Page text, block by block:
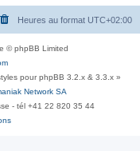
Heures au format UTC+02:00
© phpBB Limited
pour phpBB 3.2.x & 3.3.x »
Network SA
- tél +41 22 820 35 44